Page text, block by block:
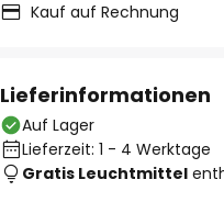
Kauf auf Rechnung
Lieferinformationen
Auf Lager
Lieferzeit: 1 - 4 Werktage
Gratis Leuchtmittel